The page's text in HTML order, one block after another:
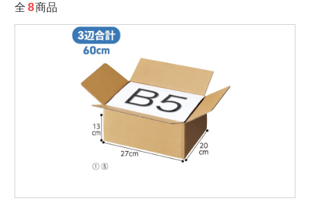
全 8商品